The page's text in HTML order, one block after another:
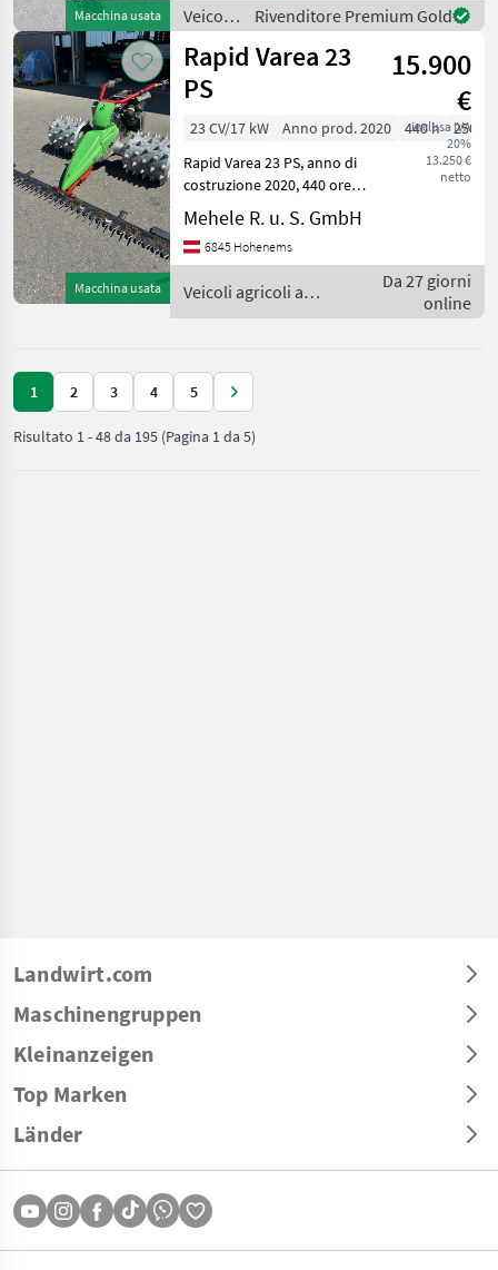
Macchina usata
Mähant
Veicoli
agricoli
a
motore
/ Aebi
Rivenditore Premium Gold
Macchina usata
Rapid Varea 23
PS
15.900
€
inclusa IVA
20%
13.250 €
netto
23 CV/17 kW Anno prod. 2020 440 h
250
Rapid Varea 23 PS, anno di
costruzione 2020, 440 ore di
funzionamento,
trasmissione a variazione
continua, sterzo a barra e a
aspirazione es
Mehele R. u. S. GmbH
6845 Hohenems
Veicoli agricoli a
motore / Rapid
Da 27 giorni
online
1 2 3 4 5
Risultato 1-48da 195 (Pagina 1 da 5)
Landwirt.com
Maschinengruppen
Kleinanzeigen
Top Marken
Länder